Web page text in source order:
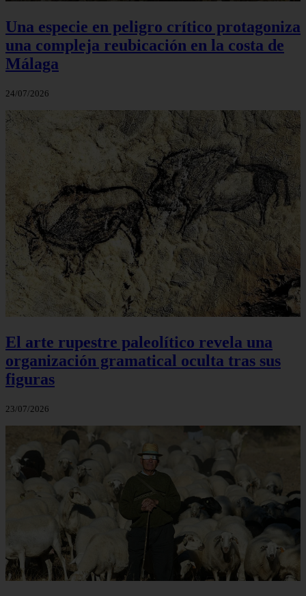
Una especie en peligro crítico protagoniza
una compleja reubicación en la costa de
Málaga
24/07/2026
El arte rupestre paleolítico revela una
organización gramatical oculta tras sus
figuras
23/07/2026